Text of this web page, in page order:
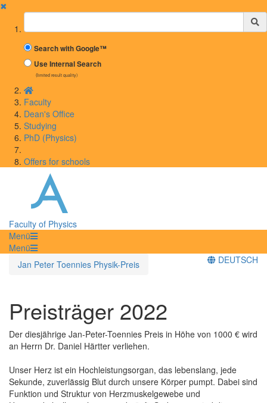
✖
Suchbegriff
Search with Google™
Use Internal Search
(limited result quality)
Faculty
Dean's Office
Studying
PhD (Physics)
Offers for schools
Faculty of Physics
Menü
Menü
Jan Peter Toennies Physik-Preis
DEUTSCH
Preisträger 2022
Der diesjährige Jan-Peter-Toennies Preis in Höhe von 1000 € wird
an Herrn Dr. Daniel Härtter verliehen.
Unser Herz ist ein Hochleistungsorgan, das lebenslang, jede
Sekunde, zuverlässig Blut durch unsere Körper pumpt. Dabei sind
Funktion und Struktur von Herzmuskelgewebe und